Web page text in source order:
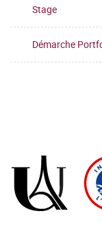
Stage
Démarche